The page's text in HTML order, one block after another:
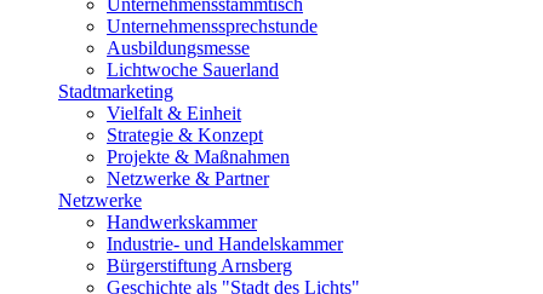
Unternehmensstammtisch
Unternehmenssprechstunde
Ausbildungsmesse
Lichtwoche Sauerland
Stadtmarketing
Vielfalt & Einheit
Strategie & Konzept
Projekte & Maßnahmen
Netzwerke & Partner
Netzwerke
Handwerkskammer
Industrie- und Handelskammer
Bürgerstiftung Arnsberg
Geschichte als "Stadt des Lichts"